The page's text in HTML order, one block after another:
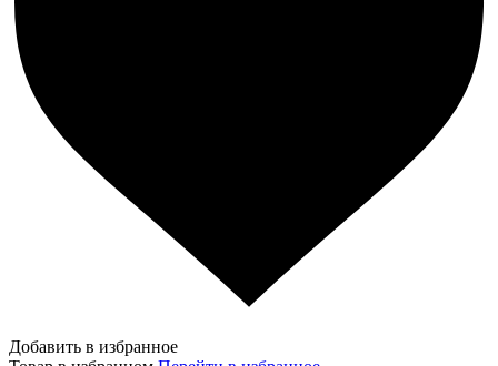
Добавить в избранное